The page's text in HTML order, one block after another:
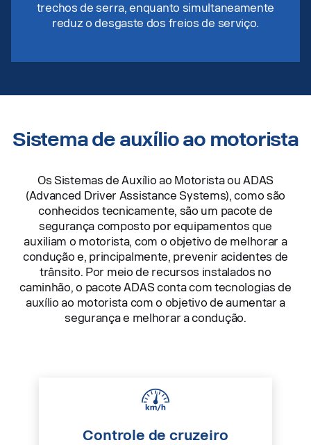
trechos de serra, enquanto simultaneamente
reduz o desgaste dos freios de serviço.
Sistema de auxílio ao motorista
Os Sistemas de Auxílio ao Motorista ou ADAS
(Advanced Driver Assistance Systems), como são
conhecidos tecnicamente, são um pacote de
segurança composto por equipamentos que
auxiliam o motorista, com o objetivo de melhorar a
condução e, principalmente, prevenir acidentes de
trânsito. Por meio de recursos instalados no
caminhão, o pacote ADAS conta com tecnologias de
auxílio ao motorista com o objetivo de aumentar a
segurança e melhorar a condução.
Controle de cruzeiro